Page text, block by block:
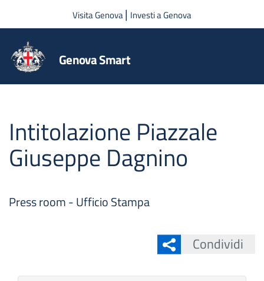
Salta al contenuto principale
Visita Genova| Investi a Genova
Genova Smart
Intitolazione Piazzale
Giuseppe Dagnino
Press room - Ufficio Stampa
Condividi